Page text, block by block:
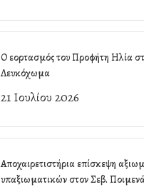
Ο εορτασμός του Προφήτη Ηλία
Λευκόχωμα
21 Ιουλίου 2026
Αποχαιρετιστήρια επίσκεψη
υπαξιωματικών στον Σεβ.